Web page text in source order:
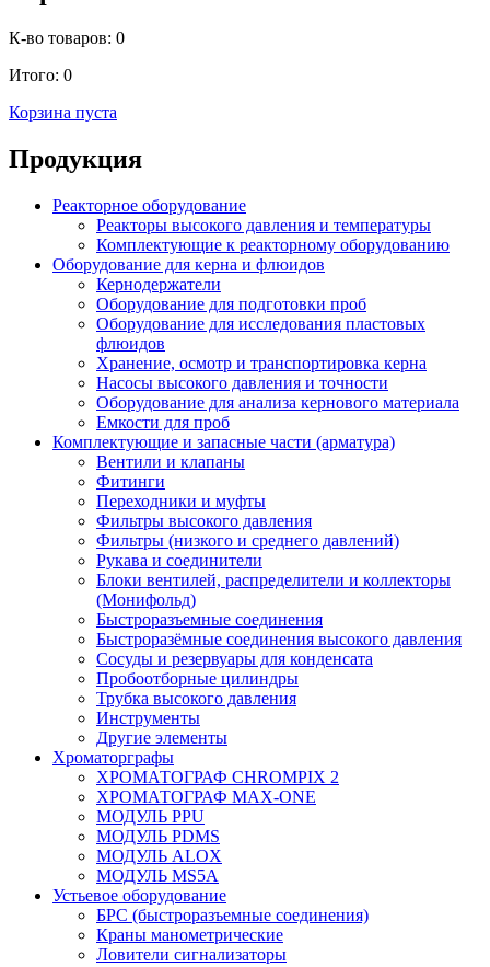
К-во товаров: 0
Итого: 0
Корзина пуста
Продукция
Реакторное оборудование
Реакторы высокого давления и температуры
Комплектующие к реакторному оборудованию
Оборудование для керна и флюидов
Кернодержатели
Оборудование для подготовки проб
Оборудование для исследования пластовых
флюидов
Хранение, осмотр и транспортировка керна
Насосы высокого давления и точности
Оборудование для анализа кернового материала
Емкости для проб
Комплектующие и запасные части (арматура)
Вентили и клапаны
Фитинги
Переходники и муфты
Фильтры высокого давления
Фильтры (низкого и среднего давлений)
Рукава и соединители
Блоки вентилей, распределители и коллекторы
(Монифольд)
Быстроразъемные соединения
Быстроразёмные соединения высокого давления
Сосуды и резервуары для конденсата
Пробоотборные цилиндры
Трубка высокого давления
Инструменты
Другие элементы
Хроматорграфы
ХРОМАТОГРАФ CHROMPIX 2
ХРОМАТОГРАФ MAX-ONE
МОДУЛЬ PPU
МОДУЛЬ PDMS
МОДУЛЬ ALOX
МОДУЛЬ MS5A
Устьевое оборудование
БРС (быстроразъемные соединения)
Краны манометрические
Ловители сигнализаторы